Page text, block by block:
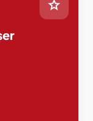
star